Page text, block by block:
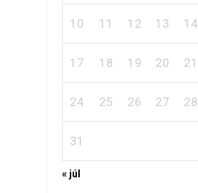
10 11 12 13 14
17 18 19 20 21
24 25 26 27 28
31
« júl